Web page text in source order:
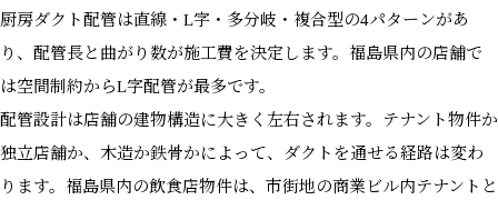
厨房ダクト配管は直線・L字・多分岐・複合型の4パターンがあ
り、配管長と曲がり数が施工費を決定します。福島県内の店舗で
は空間制約からL字配管が最多です。
配管設計は店舗の建物構造に大きく左右されます。テナント物件か
独立店舗か、木造か鉄骨かによって、ダクトを通せる経路は変わ
ります。福島県内の飲食店物件は、市街地の商業ビル内テナントと